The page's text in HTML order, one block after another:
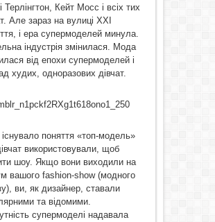
Терлінгтон, Кейт Мосс і всіх тих
Але зараз на вулиці ХХІ
і ера супермоделей минула.
індустрія змінилася. Мода
від епохи супермоделей і
худих, одноразових дівчат.
поняття «топ-модель»
використовували, щоб
шоу. Якщо вони виходили на
вашого fashion-show (модного
ви, як дизайнер, ставали
та відомими.
супермоделі надавала